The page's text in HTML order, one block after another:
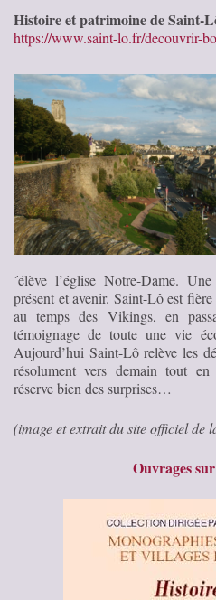
Histoire et patrimoine de Saint-
https://www.saint-lo.fr/decouvrir-
´élève l’église Notre-Dame.
présent et avenir. Saint-Lô est
au temps des Vikings, en
témoignage de toute une vie
Aujourd’hui Saint-Lô relève les
résolument vers demain tout
réserve bien des surprises…
(image et extrait du site officiel de
Ouvrages